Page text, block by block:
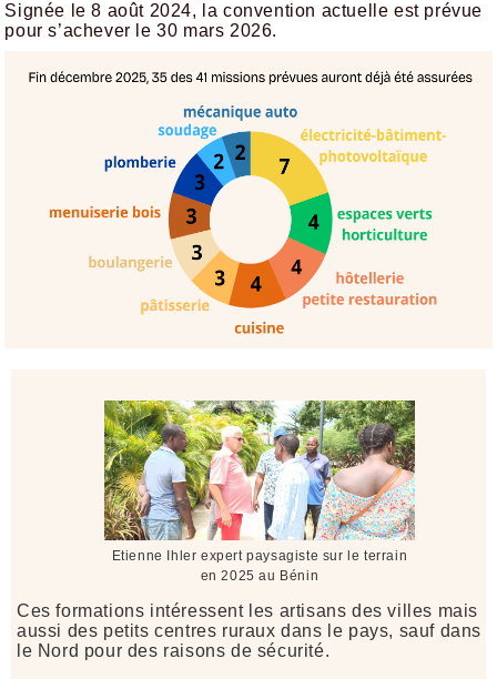
Signée le 8 août 2024, la convention actuelle est prévue
pour s’achever le 30 mars 2026.
Etienne Ihler expert paysagiste sur le terrain
en 2025 au Bénin
Ces formations intéressent les artisans des villes mais
aussi des petits centres ruraux dans le pays, sauf dans
le Nord pour des raisons de sécurité.